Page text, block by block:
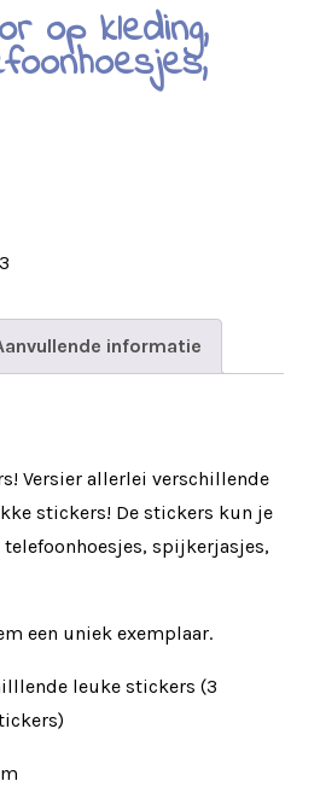
op kleding,
informatie
Versier allerlei verschillende
stickers! De stickers kun je
spijkerjasjes,
een uniek exemplaar.
leuke stickers (3